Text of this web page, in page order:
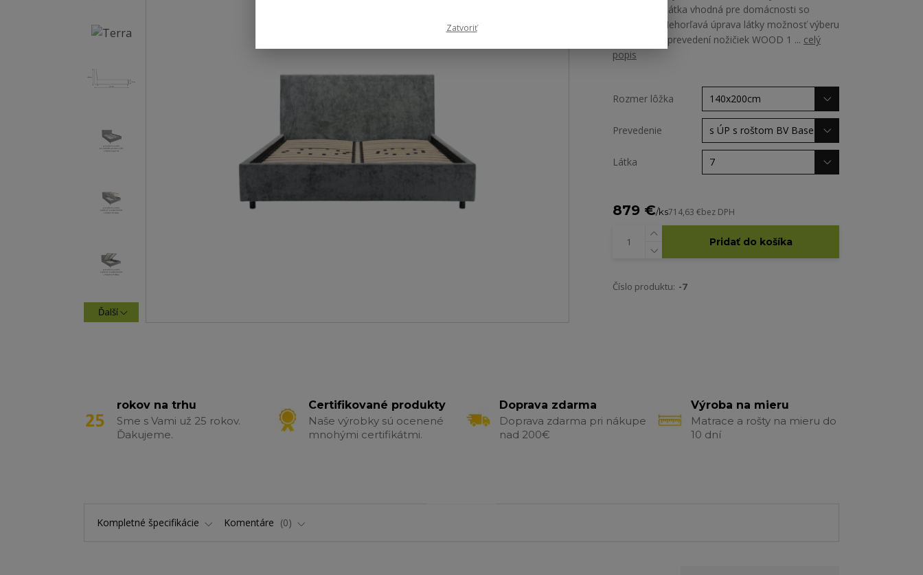
Ďalší
Martindale Látka vhodná pre domácnosti so
zvieratami Nehorľavá úprava látky možnosť výberu
zo všetkých prevedení nožičiek WOOD 1 ... celý
popis
Rozmer lôžka
Prevedenie
Látka
879 €/ks714,63 €bez DPH
Pridať do košíka
Číslo produktu: -7
rokov na trhu
Sme s Vami už 25 rokov.
Ďakujeme.
Certifikované produkty
Naše výrobky sú ocenené
mnohými certifikátmi.
Doprava zdarma
Doprava zdarma pri nákupe
nad 200€
Výroba na mieru
Matrace a rošty na mieru do
10 dní
Kompletné špecifikácie Komentáre 0
Zatvoriť